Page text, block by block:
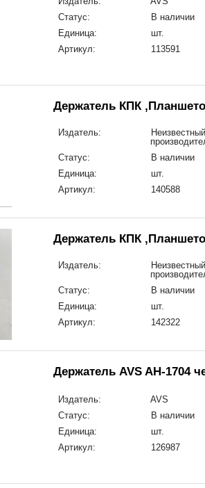
Статус:
В наличии
Единица:
шт.
Артикул:
113591
Держатель КПК
Издатель:
Неизвестный
Статус:
В наличии
Единица:
шт.
Артикул:
140588
Держатель КПК
Издатель:
Неизвестный
Статус:
В наличии
Единица:
шт.
Артикул:
142322
Держатель AVS AH-1704
Издатель:
AVS
Статус:
В наличии
Единица:
шт.
Артикул:
126987